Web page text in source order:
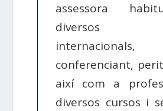
assessora
diversos
internacionals,
conferenciant,
així com a
diversos cursos i